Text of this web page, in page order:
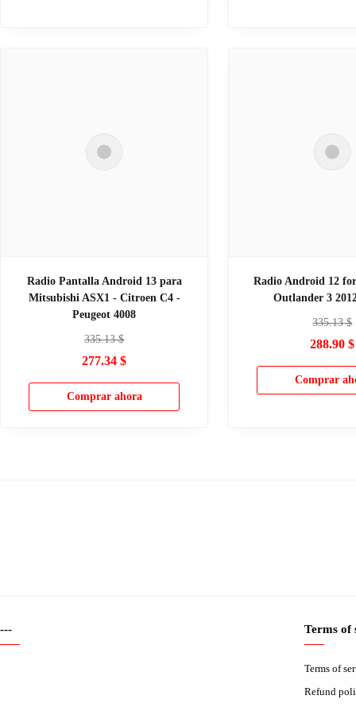
Radio Pantalla Android 13 para
Mitsubishi ASX1 - Citroen C4 -
Peugeot 4008
335.13$
277.34 $
Comprar ahora
Radio Android 12
Outlander 3
335.13$
288.90 $
Comprar
--- Terms of
Terms of
Refund